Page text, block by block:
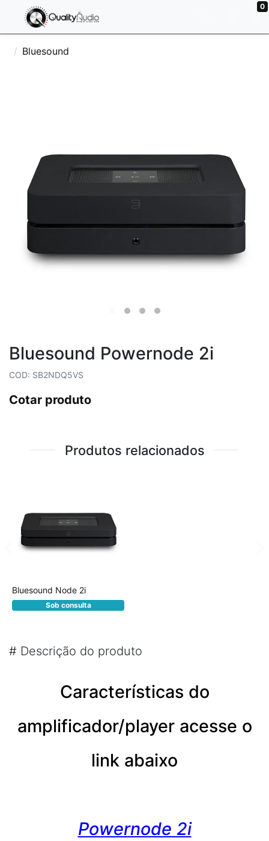
0
Bluesound
Bluesound Powernode 2i
COD: SB2NDQ5VS
Cotar produto
Produtos relacionados
Bluesound Node 2i
Sob consulta
# Descrição do produto
Características do
amplificador/player acesse o
link abaixo
Powernode 2i